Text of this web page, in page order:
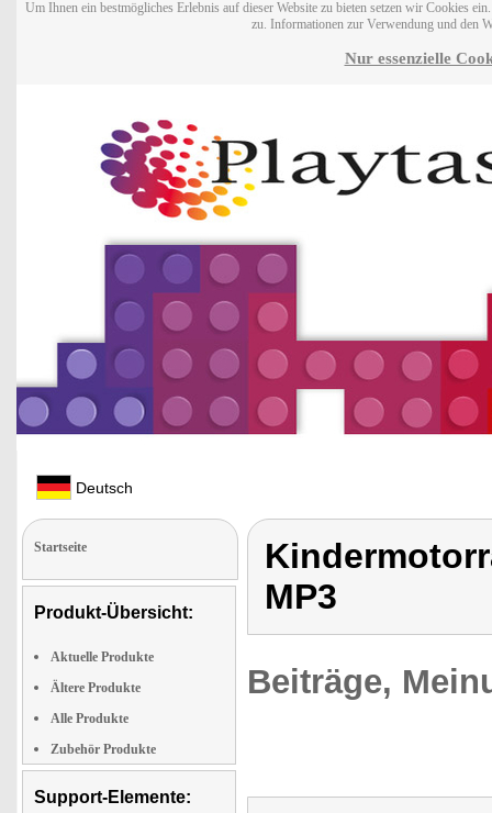
Um Ihnen ein bestmögliches Erlebnis auf dieser Website zu bieten setzen wir Cookies
zu. Informationen zur Verwendung und den
Nur essenzielle
Deutsch
Startseite
Produkt-Übersicht:
Aktuelle Produkte
Ältere Produkte
Alle Produkte
Zubehör Produkte
Support-Elemente:
MP3
Beiträge,